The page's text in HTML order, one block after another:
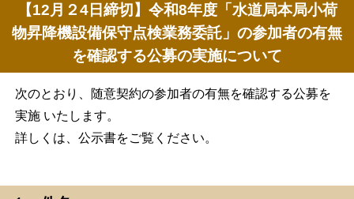
【12月２4日締切】令和8年度「水道局本局小荷
物昇降機設備保守点検業務委託」の参加者の有無
を確認する公募の実施について
次のとおり、随意契約の参加者の有無を確認する公募を
実施 いたします。
詳しくは、公示書をご覧ください。